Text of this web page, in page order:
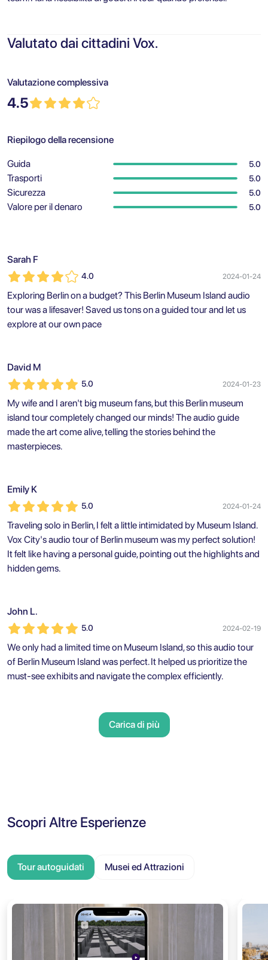
Valutato dai cittadini Vox.
Valutazione complessiva
4.5
Riepilogo della recensione
Guida 5.0
Trasporti 5.0
Sicurezza 5.0
Valore per il denaro 5.0
Sarah F
4.0 2024-01-24
Exploring Berlin on a budget? This Berlin Museum Island audio
tour was a lifesaver! Saved us tons on a guided tour and let us
explore at our own pace
David M
5.0 2024-01-23
My wife and I aren't big museum fans, but this Berlin museum
island tour completely changed our minds! The audio guide
made the art come alive, telling the stories behind the
masterpieces.
Emily K
5.0 2024-01-24
Traveling solo in Berlin, I felt a little intimidated by Museum Island.
Vox City's audio tour of Berlin museum was my perfect solution!
It felt like having a personal guide, pointing out the highlights and
hidden gems.
John L.
5.0 2024-02-19
We only had a limited time on Museum Island, so this audio tour
of Berlin Museum Island was perfect. It helped us prioritize the
must-see exhibits and navigate the complex efficiently.
Carica di più
Scopri Altre Esperienze
Tour autoguidati Musei ed Attrazioni